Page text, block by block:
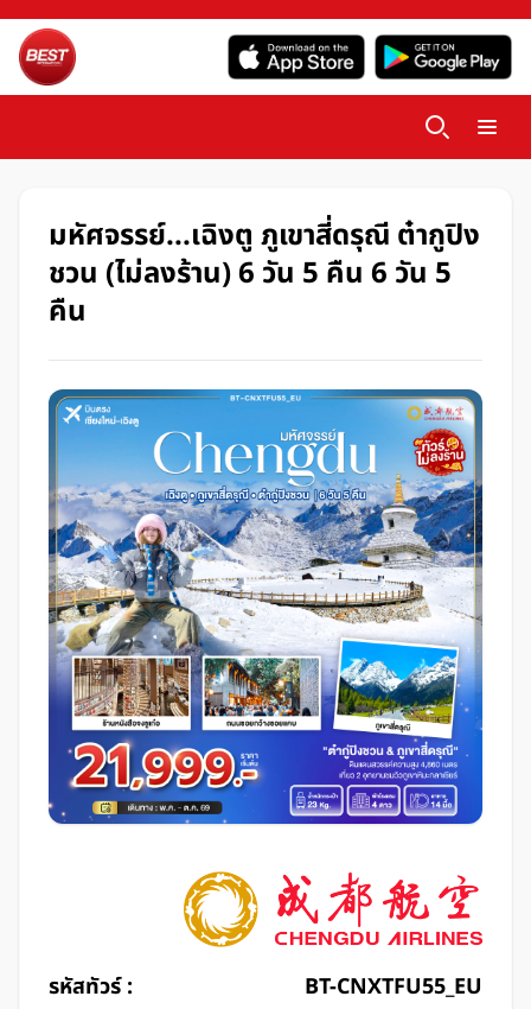
มหัศจรรย์...เฉิงตู ภูเขาสี่ดรุณี ต๋ากูปิง
ชวน (ไม่ลงร้าน) 6 วัน 5 คืน 6 วัน 5
คืน
รหัสทัวร์ :
BT-CNXTFU55_EU